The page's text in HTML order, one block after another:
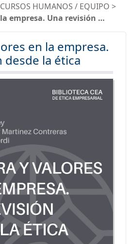
HUMANOS / EQUIPO >
empresa. Una revisión …
en la empresa.
desde la ética